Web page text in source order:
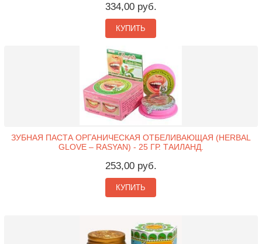
334,00 руб.
КУПИТЬ
ЗУБНАЯ ПАСТА ОРГАНИЧЕСКАЯ ОТБЕЛИВАЮЩАЯ (HERBAL
GLOVE – RASYAN) - 25 ГР. ТАИЛАНД.
253,00 руб.
КУПИТЬ